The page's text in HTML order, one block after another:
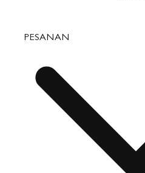
PESANAN